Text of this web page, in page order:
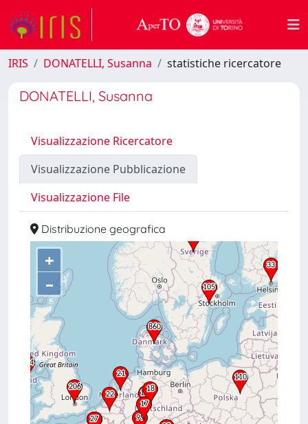
IRIS DONATELLI, Susanna statistiche ricercatore
DONATELLI, Susanna
Visualizzazione Ricercatore
Visualizzazione Pubblicazione
Visualizzazione File
Distribuzione geografica
+
–